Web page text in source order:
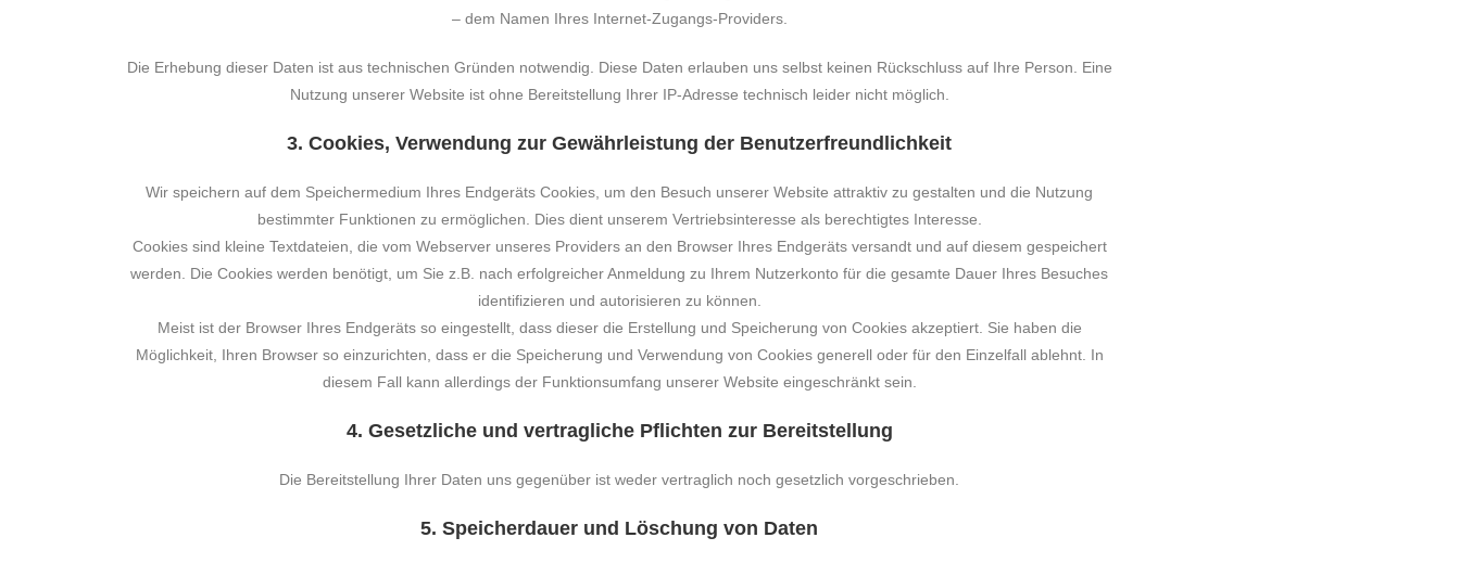
– dem Namen Ihres Internet-Zugangs-Providers.
Die Erhebung dieser Daten ist aus technischen Gründen notwendig. Diese Daten erlauben uns selbst keinen Rückschluss auf Ihre Person. Eine
Nutzung unserer Website ist ohne Bereitstellung Ihrer IP-Adresse technisch leider nicht möglich.
3. Cookies, Verwendung zur Gewährleistung der Benutzerfreundlichkeit
Wir speichern auf dem Speichermedium Ihres Endgeräts Cookies, um den Besuch unserer Website attraktiv zu gestalten und die Nutzung
bestimmter Funktionen zu ermöglichen. Dies dient unserem Vertriebsinteresse als berechtigtes Interesse.
Cookies sind kleine Textdateien, die vom Webserver unseres Providers an den Browser Ihres Endgeräts versandt und auf diesem gespeichert
werden. Die Cookies werden benötigt, um Sie z.B. nach erfolgreicher Anmeldung zu Ihrem Nutzerkonto für die gesamte Dauer Ihres Besuches
identifizieren und autorisieren zu können.
Meist ist der Browser Ihres Endgeräts so eingestellt, dass dieser die Erstellung und Speicherung von Cookies akzeptiert. Sie haben die
Möglichkeit, Ihren Browser so einzurichten, dass er die Speicherung und Verwendung von Cookies generell oder für den Einzelfall ablehnt. In
diesem Fall kann allerdings der Funktionsumfang unserer Website eingeschränkt sein.
4. Gesetzliche und vertragliche Pflichten zur Bereitstellung
Die Bereitstellung Ihrer Daten uns gegenüber ist weder vertraglich noch gesetzlich vorgeschrieben.
5. Speicherdauer und Löschung von Daten